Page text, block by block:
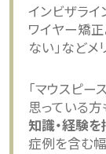
インビザライ
ワイヤー矯
ない」などメ
「マウスピ
思っている方
知識・経験
症例を含む